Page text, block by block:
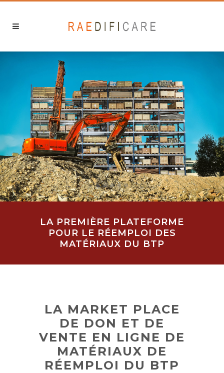
LA PREMIÈRE PLATEFORME
POUR LE RÉEMPLOI DES
MATÉRIAUX DU BTP
LA MARKET PLACE
DE DON ET DE
VENTE EN LIGNE DE
MATÉRIAUX DE
RÉEMPLOI DU BTP